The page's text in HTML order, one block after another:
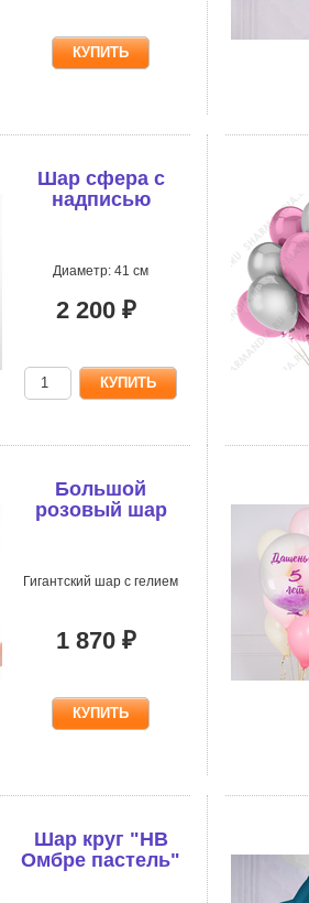
Шар сфера с
надписью
Диаметр: 41 см
2 200 ₽
Большой
розовый шар
Гигантский шар с гелием
1 870 ₽
Шар круг "HB
Омбре пастель"